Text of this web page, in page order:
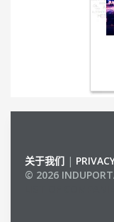
关于我们 |
© 2026